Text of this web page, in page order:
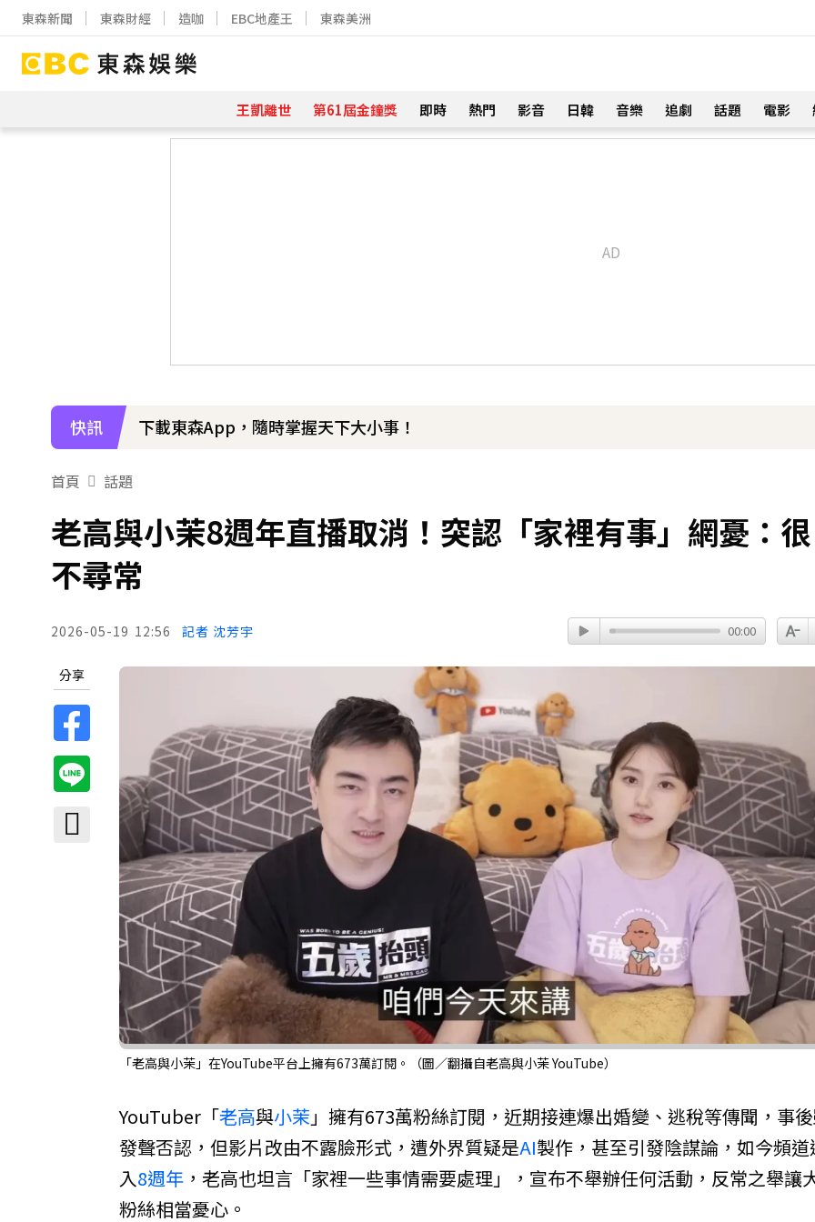
東森新聞 東森財經 造咖 EBC地產王 東森美洲
王凱離世 第61屆金鐘獎 即時 熱門 影音 日韓 音樂 追劇 話題 電影
快訊 下載東森App，隨時掌握天下大小事！
首頁 話題
老高與小茉8週年直播取消！突認「家裡有事」網憂：很
不尋常
2026-05-19 12:56 記者 沈芳宇 00:00
分享
「老高與小茉」在YouTube平台上擁有673萬訂閱。（圖／翻攝自老高與小茉 YouTube）
YouTuber「老高與小茉 」擁有673萬粉絲訂閱，近期接連爆出婚變、逃稅等傳聞，事
發聲否認，但影片改由不露臉形式，遭外界質疑是AI製作，甚至引發陰謀論，如今頻道
入8週年 ，老高也坦言「家裡一些事情需要處理」，宣布不舉辦任何活動，反常之舉讓
粉絲相當憂心。